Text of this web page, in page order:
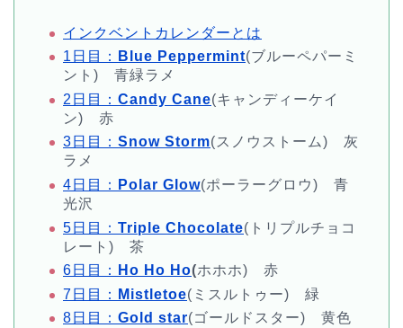
インクベントカレンダーとは
1日目：
Blue Peppermint(ブルーペパーミ
ント) 青緑ラメ
2日目： Candy Cane(キャンディーケイ
ン) 赤
3日目： Snow Storm(スノウストーム) 灰
ラメ
4日目：
Polar Glow(ポーラーグロウ) 青
光沢
5日目： Triple Chocolate(トリプルチョコ
レート) 茶
6日目：
Ho Ho Ho(ホホホ) 赤
7日目：
Mistletoe(ミスルトゥー) 緑
8日目： Gold star(ゴールドスター) 黄色